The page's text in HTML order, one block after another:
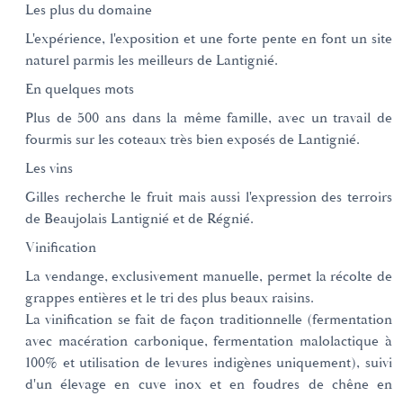
Les plus du domaine
L'expérience, l'exposition et une forte pente en font un site
naturel parmis les meilleurs de Lantignié.
En quelques mots
Plus de 500 ans dans la même famille, avec un travail de
fourmis sur les coteaux très bien exposés de Lantignié.
Les vins
Gilles recherche le fruit mais aussi l'expression des terroirs
de Beaujolais Lantignié et de Régnié.
Vinification
La vendange, exclusivement manuelle, permet la récolte de
grappes entières et le tri des plus beaux raisins.
La vinification se fait de façon traditionnelle (fermentation
avec macération carbonique, fermentation malolactique à
100% et utilisation de levures indigènes uniquement), suivi
d'un élevage en cuve inox et en foudres de chêne en